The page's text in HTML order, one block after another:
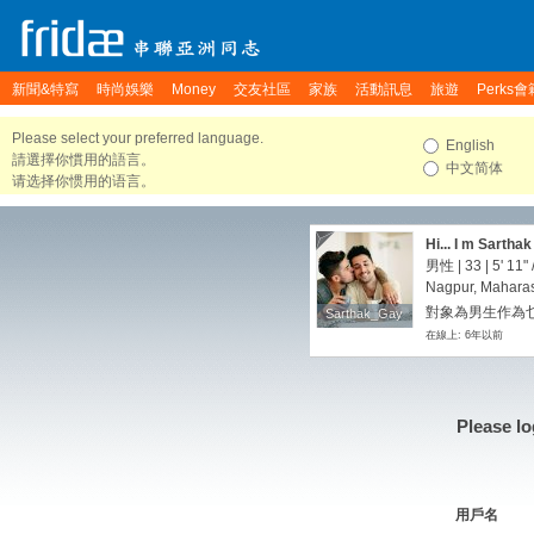
新聞&特寫 時尚娛樂 Money 交友社區 家族 活動訊息 旅遊 Perks會
Please select your preferred language.
請選擇你慣用的語言。
请选择你惯用的语言。
English
中文简体
Sarthak_Gay
Sarthak_Gay
Hi... I m
男性 | 33 | 5' 11"
Nagpur,
對象為男生作為
在線上: 6年以前
Please
用戶名